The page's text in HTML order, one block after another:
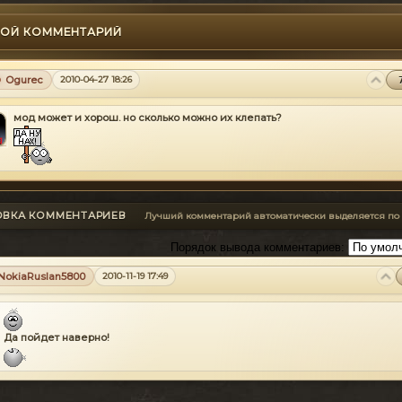
КОММЕНТАРИЙ
Ogurec 2010-04-27 18:26
мод может и хорош. но сколько можно их клепать?
КОММЕНТАРИЕВ Лучший комментарий автоматически выделяется по
Порядок вывода комментариев:
2010-11-19 17:49
Да пойдет наверно!